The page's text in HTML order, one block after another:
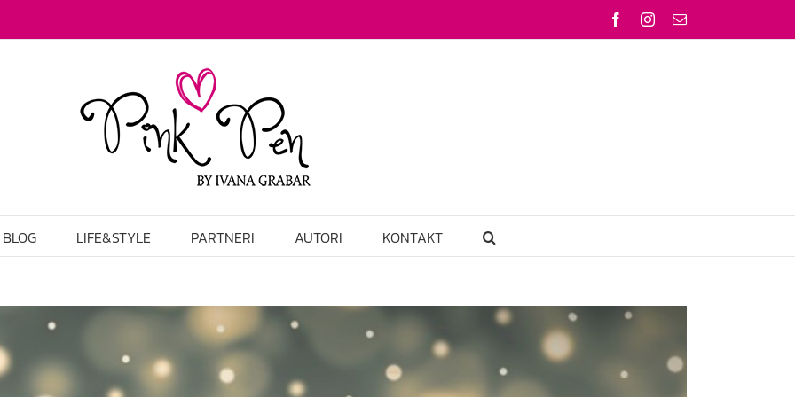
FacebookInstagram
Email
BLOG LIFE&STYLE PARTNERI AUTORI KONTAKT